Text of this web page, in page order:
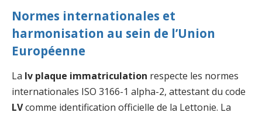
Normes internationales et
harmonisation au sein de l’Union
Européenne
La lv plaque immatriculation respecte les normes
internationales ISO 3166-1 alpha-2, attestant du code
LVcomme identification officielle de la Lettonie. La